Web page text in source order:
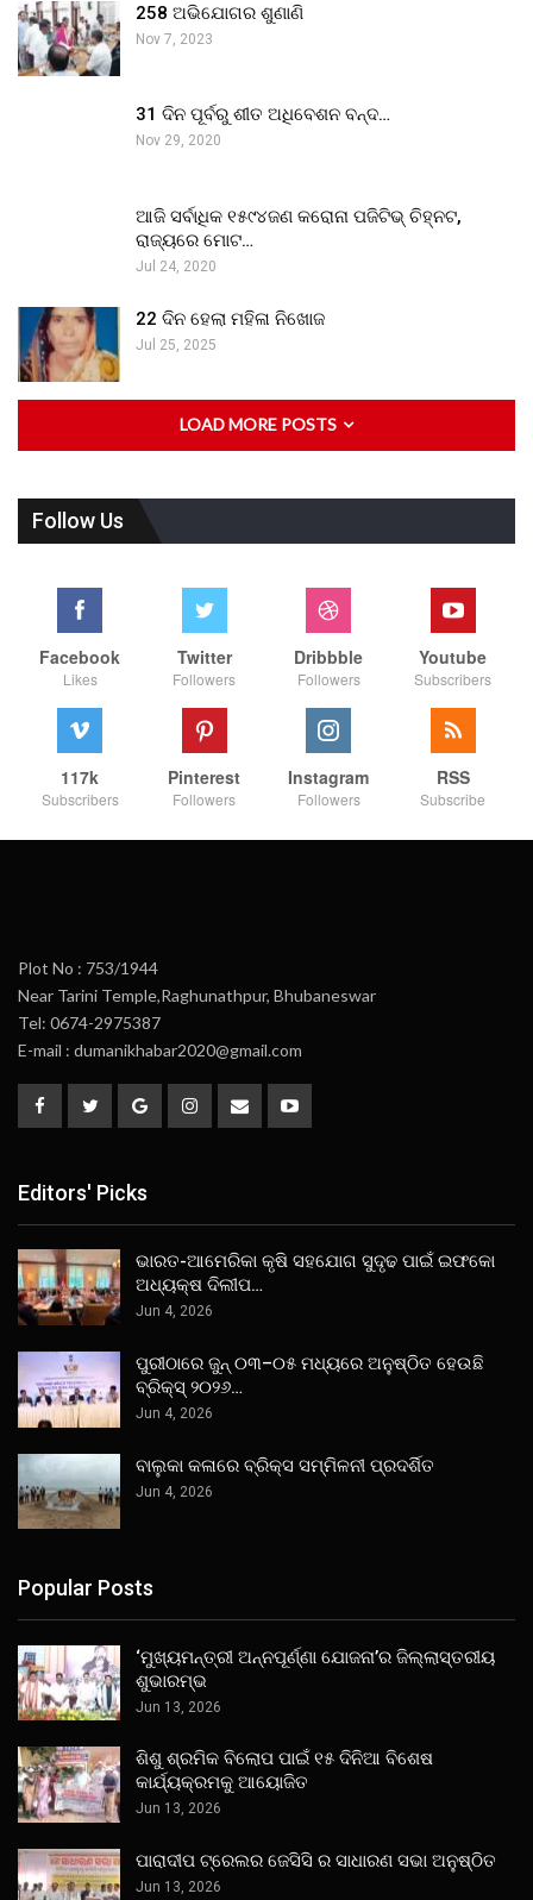
258 ଅଭିଯୋଗର ଶୁଣାଣି
Nov 7, 2023
31 ଦିନ ପୂର୍ବରୁ ଶୀତ ଅଧିବେଶନ ବନ୍ଦ…
Nov 29, 2020
ଆଜି ସର୍ବାଧିକ ୧୫୯୪ଜଣ କରୋନା ପଜିଟିଭ୍ ଚିହ୍ନଟ,
ରାଜ୍ୟରେ ମୋଟ…
Jul 24, 2020
22 ଦିନ ହେଲା ମହିଳା ନିଖୋଜ
Jul 25, 2025
LOAD MORE POSTS
Follow Us
Facebook
Likes
Twitter
Followers
Dribbble
Followers
Youtube
Subscribers
117k
Subscribers
Pinterest
Followers
Instagram
Followers
RSS
Subscribe
Plot No : 753/1944
Near Tarini Temple,Raghunathpur, Bhubaneswar
Tel: 0674-2975387
E-mail : dumanikhabar2020@gmail.com
Editors' Picks
ଭାରତ-ଆମେରିକା କୃଷି ସହଯୋଗ ସୁଦୃଢ ପାଇଁ ଇଫକୋ
ଅଧ୍ୟକ୍ଷ ଦିଲୀପ…
Jun 4, 2026
ପୁରୀଠାରେ ଜୁନ୍ ୦୩–୦୫ ମଧ୍ୟରେ ଅନୁଷ୍ଠିତ ହେଉଛି
ବ୍ରିକ୍ସ୍ ୨୦୨୬…
Jun 4, 2026
ବାଲୁକା କଳାରେ ବ୍ରିକ୍ସ ସମ୍ମିଳନୀ ପ୍ରଦର୍ଶିତ
Jun 4, 2026
Popular Posts
‘ମୁଖ୍ୟମନ୍ତ୍ରୀ ଅନ୍ନପୂର୍ଣ୍ଣା ଯୋଜନା’ର ଜିଲ୍ଲାସ୍ତରୀୟ
ଶୁଭାରମ୍ଭ
Jun 13, 2026
ଶିଶୁ ଶ୍ରମିକ ବିଲୋପ ପାଇଁ ୧୫ ଦିନିଆ ବିଶେଷ
କାର୍ଯ୍ୟକ୍ରମକୁ ଆୟୋଜିତ
Jun 13, 2026
ପାରାଦୀପ ଟ୍ରେଲର ଜେସିସି ର ସାଧାରଣ ସଭା ଅନୁଷ୍ଠିତ
Jun 13, 2026